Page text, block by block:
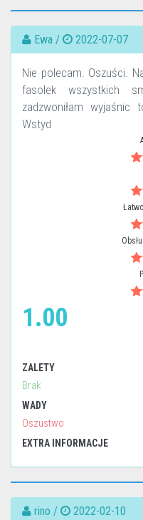
Ewa / 2022-07-07
Nie polecam. Oszuści.
fasolek wszystkich
zadzwoniłam wyjaśnic
Wstyd
1.00
ZALETY
Brak
WADY
Oszustwo
EXTRA INFORMACJE
rino / 2022-02-10